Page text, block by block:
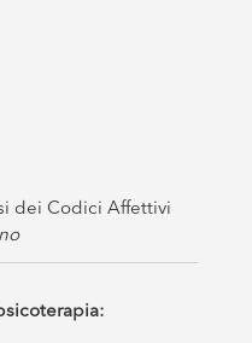
dei Codici Affettivi